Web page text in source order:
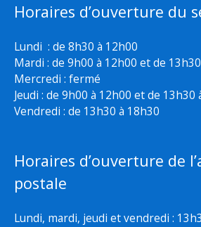
Horaires d’ouverture du
Lundi : de 8h30 à 12h00
Mardi : de 9h00 à 12h00 et de
Mercredi : fermé
Jeudi : de 9h00 à 12h00 et de 13h30
Vendredi : de 13h30 à 18h30
Horaires d’ouverture de
postale
Lundi, mardi, jeudi et vendredi :